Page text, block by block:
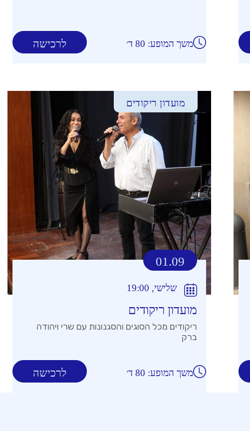
לרכישה משך המופע: 80 ד׳
מועדון ריקודים
01.09
שלישי, 19:00
מועדון ריקודים
ריקודים מכל הסוגים והסגנונות עם שרי ויהודה
ברק
לרכישה משך המופע: 80 ד׳